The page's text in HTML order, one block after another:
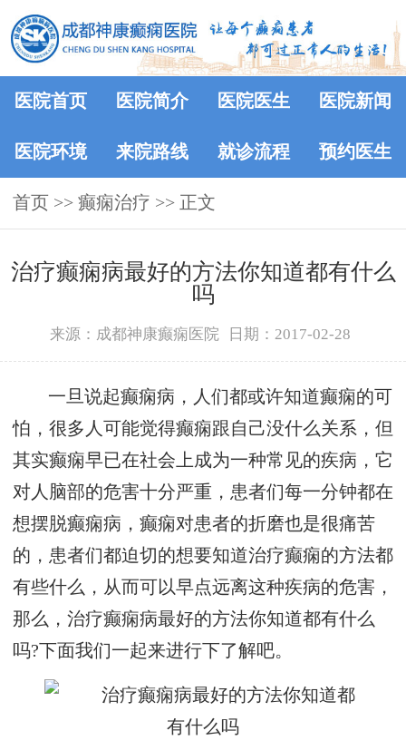
医院首页 医院简介 医院医生 医院新闻
医院环境 来院路线 就诊流程 预约医生
首页 >> 癫痫治疗 >> 正文
治疗癫痫病最好的方法你知道都有什么
吗
来源：成都神康癫痫医院 日期：2017-02-28
一旦说起癫痫病，人们都或许知道癫痫的可
怕，很多人可能觉得癫痫跟自己没什么关系，但
其实癫痫早已在社会上成为一种常见的疾病，它
对人脑部的危害十分严重，患者们每一分钟都在
想摆脱癫痫病，癫痫对患者的折磨也是很痛苦
的，患者们都迫切的想要知道治疗癫痫的方法都
有些什么，从而可以早点远离这种疾病的危害，
那么，治疗癫痫病最好的方法你知道都有什么
吗?下面我们一起来进行下了解吧。